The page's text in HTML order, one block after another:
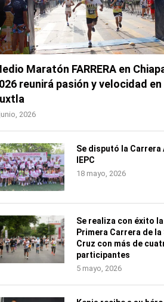
Maratón FARRERA en
reunirá pasión y velocidad en
2026
Se disputó la
IEPC
18 mayo, 2026
Se realiza con éxito la
Primera Carrera de la
Cruz con más de
participantes
5 mayo, 2026